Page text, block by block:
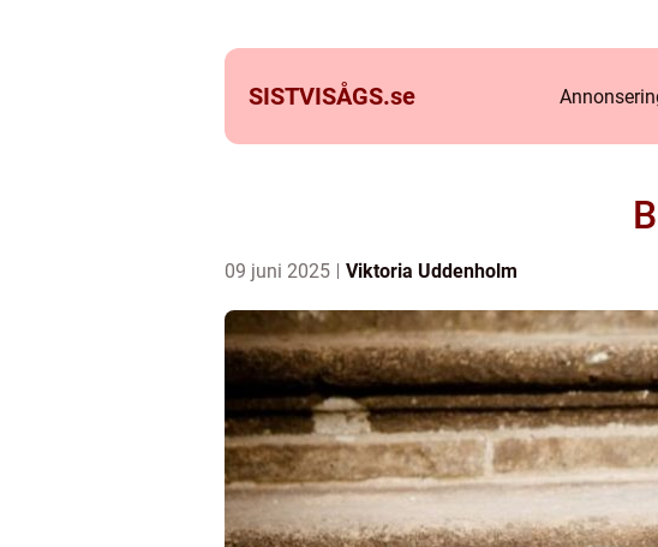
SISTVISÅGS.se
09 juni 2025 Viktoria Uddenholm